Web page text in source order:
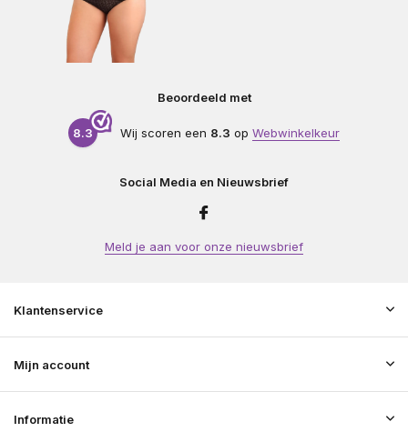
Beoordeeld met
8.3 Wij scoren een 8.3 op Webwinkelkeur
Social Media en Nieuwsbrief
Meld je aan voor onze nieuwsbrief
Klantenservice
Mijn account
Informatie